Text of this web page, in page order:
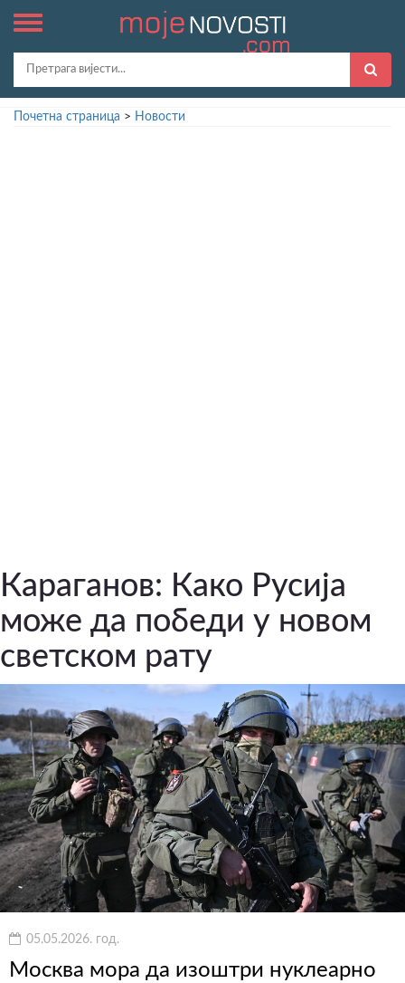
Почетна страница > Новости
Караганов: Како Русија
може да победи у новом
светском рату
05.05.2026. год.
Москва мора да изоштри нуклеарно